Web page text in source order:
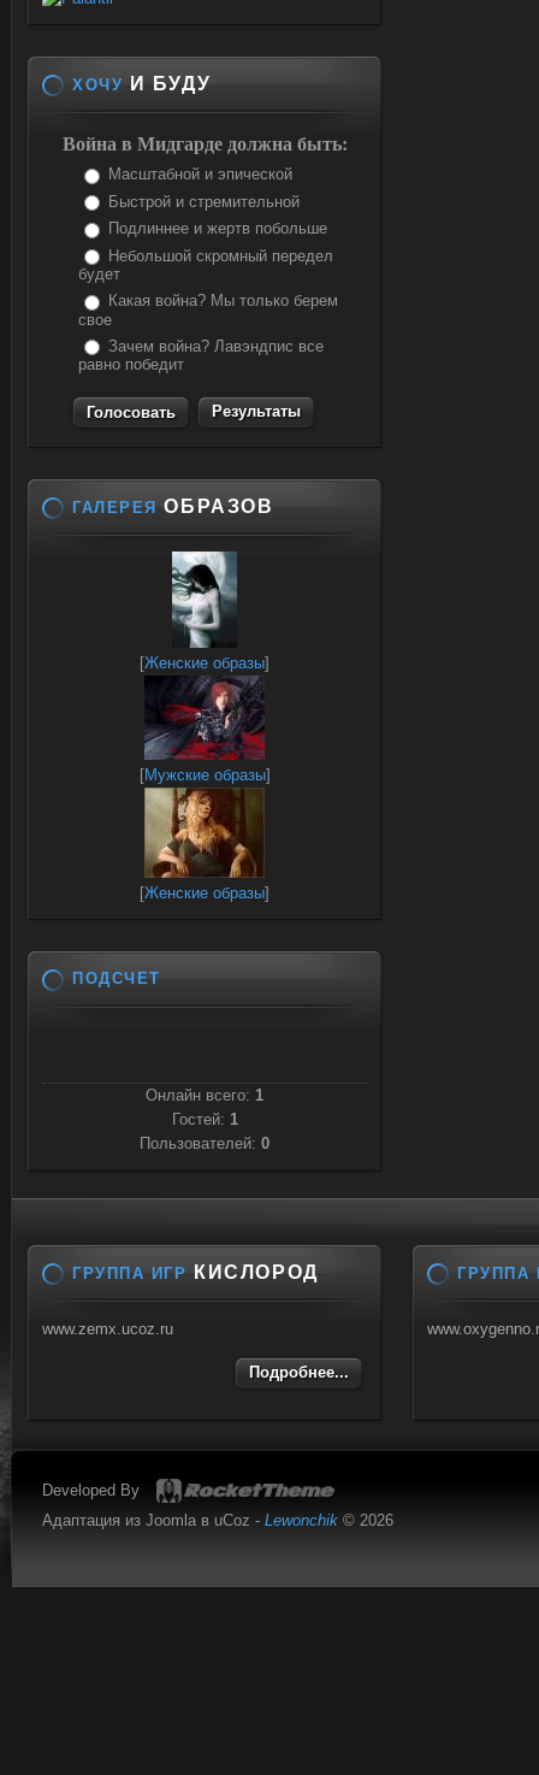
ХОЧУ И БУДУ
Война в Мидгарде должна быть:
Масштабной и эпической
Быстрой и стремительной
Подлиннее и жертв побольше
Небольшой скромный передел
будет
Какая война? Мы только берем
свое
Зачем война? Лавэндпис все
равно победит
Результаты
ГАЛЕРЕЯ ОБРАЗОВ
[Женские образы]
[Мужские образы]
[Женские образы]
ПОДСЧЕТ
Онлайн всего: 1
Гостей: 1
Пользователей: 0
ГРУППА ИГР КИСЛОРОД
www.zemx.ucoz.ru
Подробнее...
ГРУППА
Developed By
Адаптация из Joomla в uCoz - Lewonchik © 2026